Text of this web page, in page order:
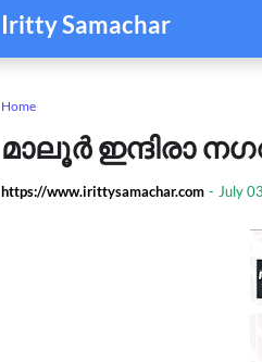
Iritty Samachar
Home
മാലൂര്‍ ഇന്ദിരാ
https://www.irittysamachar.com - July